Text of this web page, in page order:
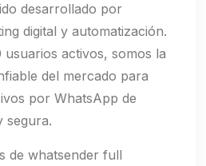
desarrollado por
digital y automatización.
usuarios activos, somos la
del mercado para
por WhatsApp de
segura.
de whatsender full